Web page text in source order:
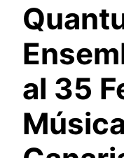
al 35